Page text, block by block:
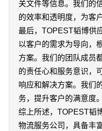
关文件等信息。我们的
的效率和透明度，为客
最后，TOPEST韬博供
以客户的需求为导向，
方案。我们的团队成员
的责任心和服务意识，
响应和解决方案。我们
务，提升客户的满意度。
综上所述，TOPEST韬
物流服务公司，具备丰